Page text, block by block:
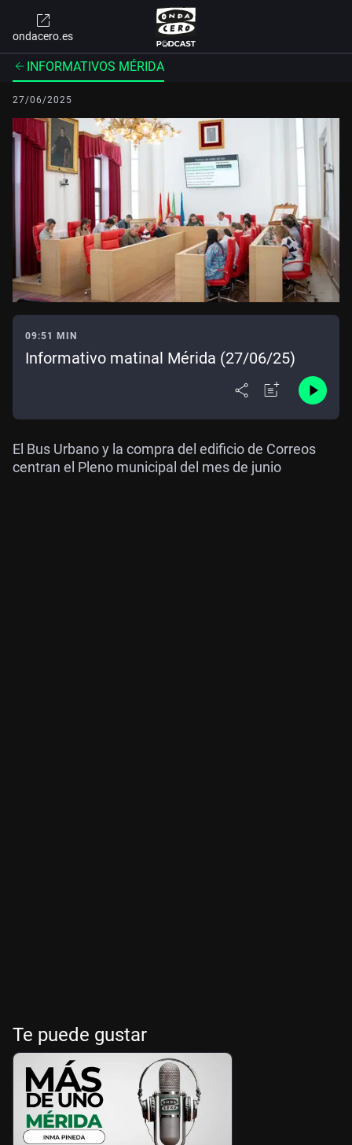
ondacero.es
INFORMATIVOS MÉRIDA
27/06/2025
09:51 MIN
Informativo matinal Mérida (27/06/25)
El Bus Urbano y la compra del edificio de Correos
centran el Pleno municipal del mes de junio
Te puede gustar